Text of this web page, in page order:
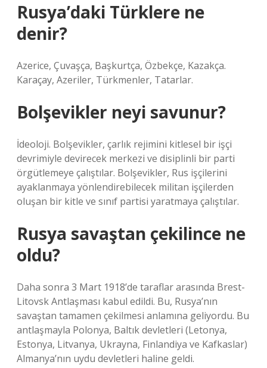
Rusya’daki Türklere ne
denir?
Azerice, Çuvaşça, Başkurtça, Özbekçe, Kazakça.
Karaçay, Azeriler, Türkmenler, Tatarlar.
Bolşevikler neyi savunur?
İdeoloji. Bolşevikler, çarlık rejimini kitlesel bir işçi
devrimiyle devirecek merkezi ve disiplinli bir parti
örgütlemeye çalıştılar. Bolşevikler, Rus işçilerini
ayaklanmaya yönlendirebilecek militan işçilerden
oluşan bir kitle ve sınıf partisi yaratmaya çalıştılar.
Rusya savaştan çekilince ne
oldu?
Daha sonra 3 Mart 1918’de taraflar arasında Brest-
Litovsk Antlaşması kabul edildi. Bu, Rusya’nın
savaştan tamamen çekilmesi anlamına geliyordu. Bu
antlaşmayla Polonya, Baltık devletleri (Letonya,
Estonya, Litvanya, Ukrayna, Finlandiya ve Kafkaslar)
Almanya’nın uydu devletleri haline geldi.